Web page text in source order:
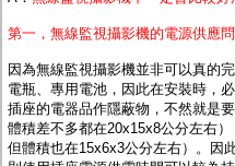
第一，無線監視攝影機的電源供應問
因為無線監視攝影機並非可以真的
電瓶、專用電池，因此在安裝時，
插座的電器品作隱蔽物，不然就是
體積差不多都在20x15x8公分左右
但體積也在15x6x3公分左右）。因